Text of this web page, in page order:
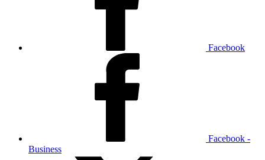
Facebook
Facebook -
Business